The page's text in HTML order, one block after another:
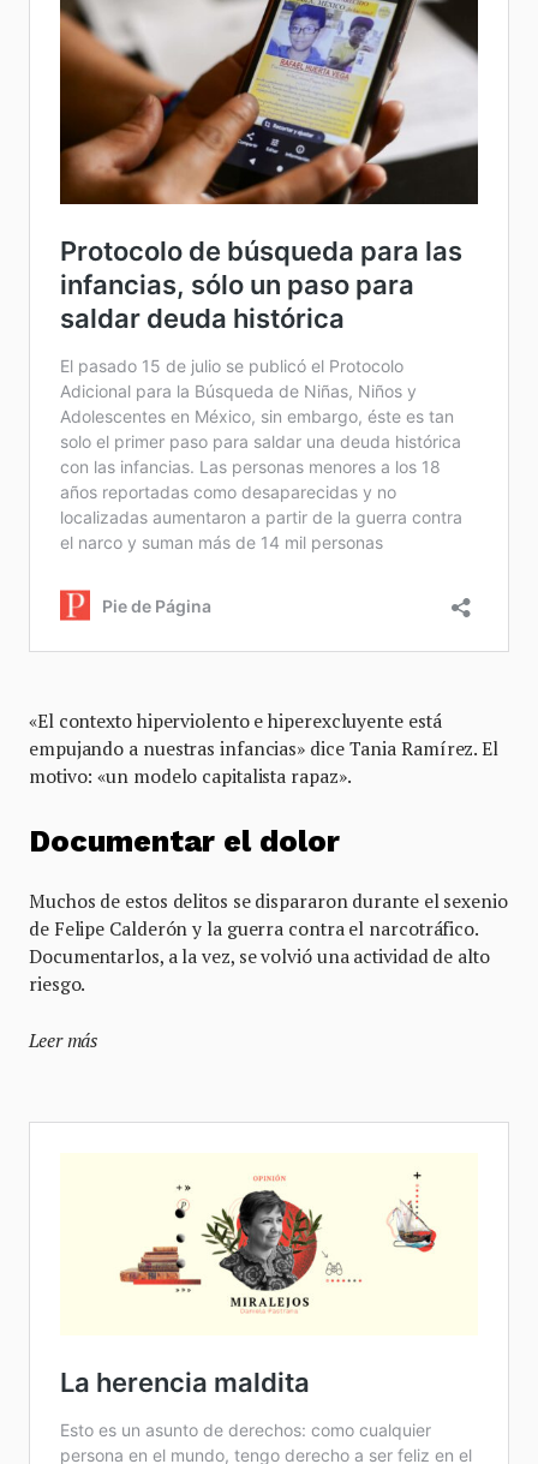
«El contexto hiperviolento e hiperexcluyente está
empujando a nuestras infancias» dice Tania Ramírez. El
motivo: «un modelo capitalista rapaz».
Documentar el dolor
Muchos de estos delitos se dispararon durante el sexenio
de Felipe Calderón y la guerra contra el narcotráfico.
Documentarlos, a la vez, se volvió una actividad de alto
riesgo.
Leer más